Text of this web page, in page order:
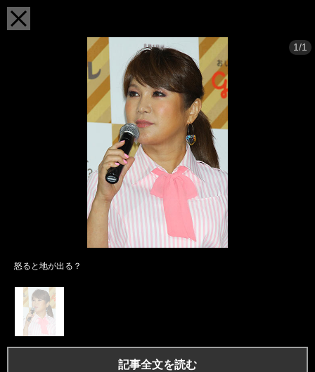
1/1
怒ると地が出る？
記事全文を読む